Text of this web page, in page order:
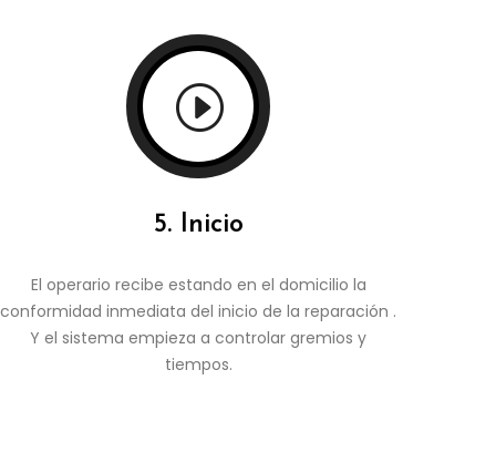
I
5. Inicio
El operario recibe estando en el domicilio la
conformidad inmediata del inicio de la reparación .
Y el sistema empieza a controlar gremios y
tiempos.